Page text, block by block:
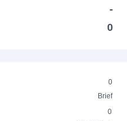
-
0
0
Brief
0